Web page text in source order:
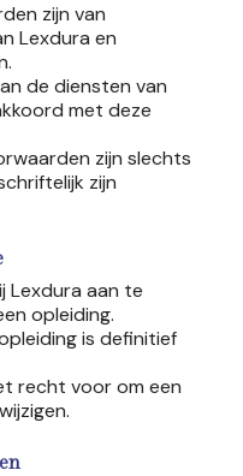
zijn van
Lexdura en
de diensten van
met deze
zijn slechts
zijn
Lexdura aan te
opleiding.
is definitief
recht voor om een